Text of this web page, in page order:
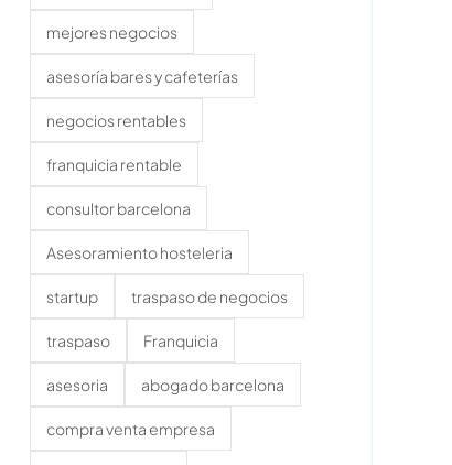
mejores negocios
asesoría bares y cafeterías
negocios rentables
franquicia rentable
consultor barcelona
Asesoramiento hosteleria
startup traspaso de negocios
traspaso Franquicia
asesoria abogado barcelona
compra venta empresa